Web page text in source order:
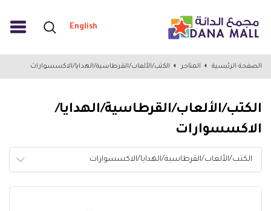
English
الصفحة الرئيسية المتاجر الكتب/الألعاب/القرطاسية/الهدايا/الاكسسوارات
الكتب/الألعاب/القرطاسية/الهدايا/
الاكسسوارات